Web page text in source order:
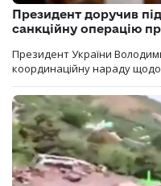
Президент доручив
санкційну операцію
Президент України
координаційну нараду щодо